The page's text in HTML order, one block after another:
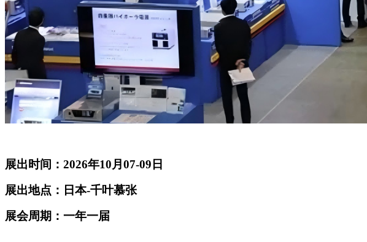
展出时间：2026年10月07-09日
展出地点：日本-千叶慕张
展会周期：一年一届